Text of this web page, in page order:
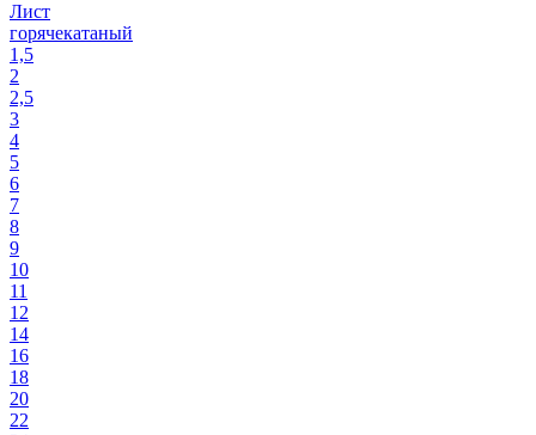
Лист
горячекатаный
1,5
2
2,5
3
4
5
6
7
8
9
10
11
12
14
16
18
20
22